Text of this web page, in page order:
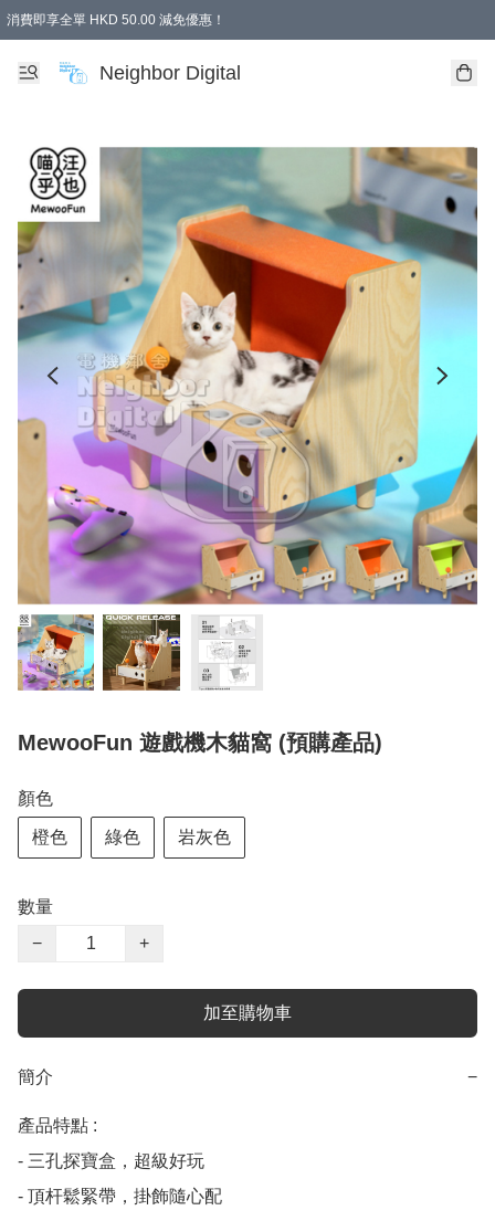
消費即享全單 HKD 50.00 減免優惠！
Neighbor Digital
MewooFun 遊戲機木貓窩 (預購產品)
顏色
橙色 綠色 岩灰色
數量
−
+
加至購物車
簡介 −
產品特點 :
- 三孔探寶盒，超級好玩
- 頂杆鬆緊帶，掛飾隨心配